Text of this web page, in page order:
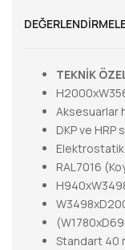
TEKNİK
Aksesuarlar
DKP ve HRP
RAL7016
Standart 40